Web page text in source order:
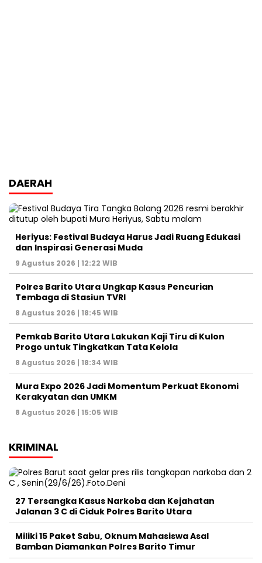
DAERAH
Heriyus: Festival Budaya Harus Jadi Ruang Edukasi
dan Inspirasi Generasi Muda
9 Agustus 2026 | 12:22 WIB
Polres Barito Utara Ungkap Kasus Pencurian
Tembaga di Stasiun TVRI
8 Agustus 2026 | 18:45 WIB
Pemkab Barito Utara Lakukan Kaji Tiru di Kulon
Progo untuk Tingkatkan Tata Kelola
8 Agustus 2026 | 18:34 WIB
Mura Expo 2026 Jadi Momentum Perkuat Ekonomi
Kerakyatan dan UMKM
8 Agustus 2026 | 15:05 WIB
KRIMINAL
27 Tersangka Kasus Narkoba dan Kejahatan
Jalanan 3 C di Ciduk Polres Barito Utara
Miliki 15 Paket Sabu, Oknum Mahasiswa Asal
Bamban Diamankan Polres Barito Timur